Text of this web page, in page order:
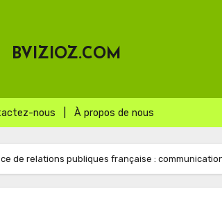
BVIZIOZ.COM
nous À propos de nous
de relations publiques française :